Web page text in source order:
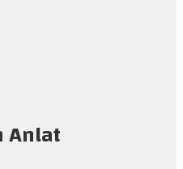
Anlat